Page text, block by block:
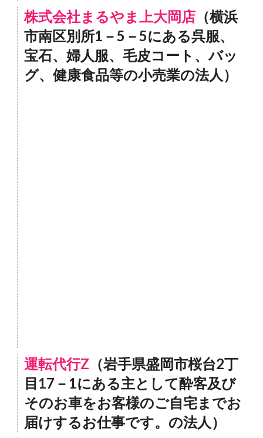
株式会社まるやま上大岡店 （横浜
市南区別所1－5－5にある呉服、
宝石、婦人服、毛皮コート、バッ
グ、健康食品等の小売業の法人）
運転代行Z （岩手県盛岡市桜台2丁
目17－1にある主として酔客及び
そのお車をお客様のご自宅までお
届けするお仕事です。の法人）